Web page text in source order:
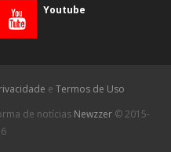
Youtube
e Termos de Uso
de notícias Newzzer© 2015-